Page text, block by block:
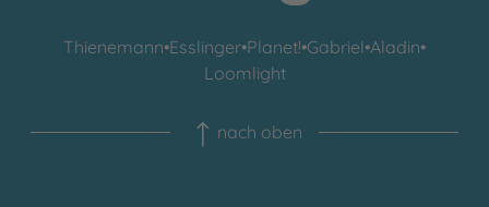
Thienemann•Esslinger•Planet!•Gabriel•Aladin•
Loomlight
nach oben